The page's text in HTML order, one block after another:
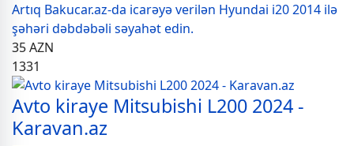
Artıq Bakucar.az-da icarəyə verilən Hyundai i20 2014 ilə
şəhəri dəbdəbəli səyahət edin.
35AZN
1331
Avto kiraye Mitsubishi L200 2024 -
Karavan.az